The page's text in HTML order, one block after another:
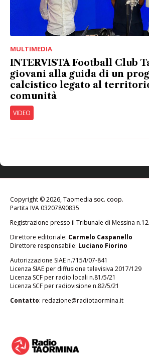
MULTIMEDIA
INTERVISTA Football Club
giovani alla guida di un
calcistico legato al
comunità
VIDEO
Copyright © 2026, Taomedia soc. coop.
Partita IVA 03207890835
Registrazione presso il Tribunale di Messina
Direttore editoriale: Carmelo Caspanello
Direttore responsabile: Luciano Fiorino
Autorizzazione SIAE n.715/I/07-841
Licenza SIAE per diffusione televisiva 2017/129
Licenza SCF per radio locali n.81/5/21
Licenza SCF per radiovisione n.82/5/21
Contatto: redazione@radiotaormina.it